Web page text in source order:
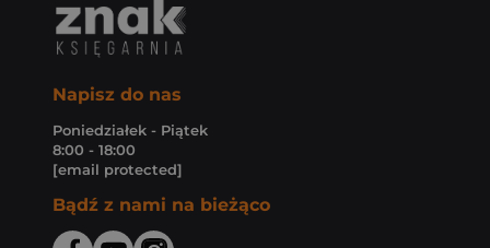
Napisz do nas
Poniedziałek - Piątek
8:00 - 18:00
[email protected]
Bądź z nami na bieżąco